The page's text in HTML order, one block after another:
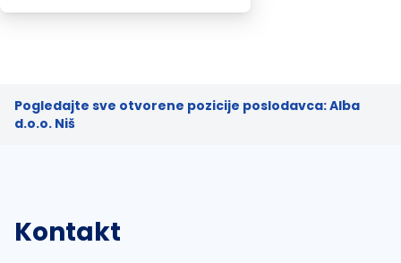
Pogledajte sve otvorene pozicije poslodavca: Alba
d.o.o. Niš
Kontakt